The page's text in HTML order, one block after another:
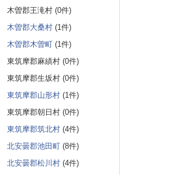
木曽郡王滝村 (0件)
木曽郡大桑村 (1件)
木曽郡木曽町 (1件)
東筑摩郡麻績村 (0件)
東筑摩郡生坂村 (0件)
東筑摩郡山形村 (1件)
東筑摩郡朝日村 (0件)
東筑摩郡筑北村 (4件)
北安曇郡池田町 (8件)
北安曇郡松川村 (4件)